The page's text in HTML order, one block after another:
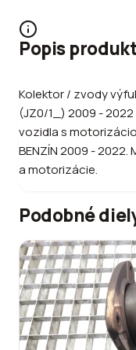
Popis
Kolektor / zvody
(JZ0/1_) 2009 -
vozidla s
BENZÍN 2009 -
a motorizácie.
Podobné